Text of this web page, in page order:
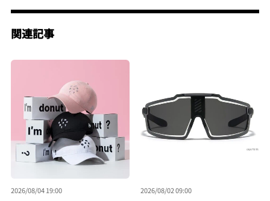
関連記事
2026/08/04 19:00 2026/08/02 09:00